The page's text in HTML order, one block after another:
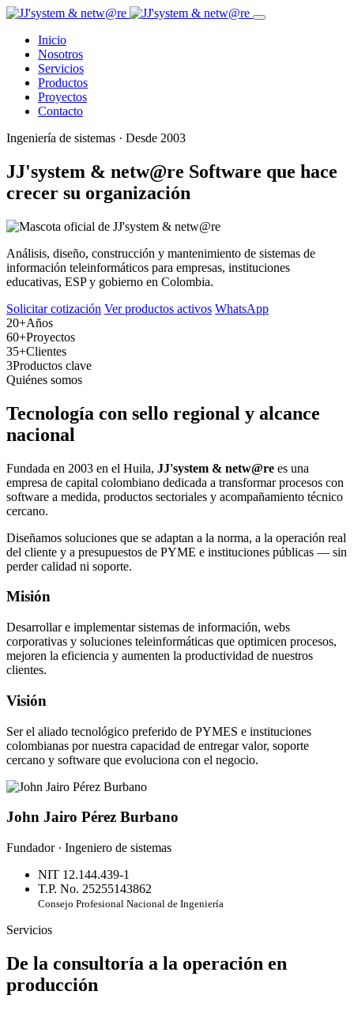
Inicio
Nosotros
Servicios
Productos
Proyectos
Contacto
Ingeniería de sistemas · Desde 2003
JJ'system & netw@re Software que hace
crecer su organización
Análisis, diseño, construcción y mantenimiento de sistemas de
información teleinformáticos para empresas, instituciones
educativas, ESP y gobierno en Colombia.
Solicitar cotización Ver productos activos WhatsApp
20+Años
60+Proyectos
35+Clientes
3Productos clave
Quiénes somos
Tecnología con sello regional y alcance
nacional
Fundada en 2003 en el Huila, JJ'system & netw@re es una
empresa de capital colombiano dedicada a transformar procesos con
software a medida, productos sectoriales y acompañamiento técnico
cercano.
Diseñamos soluciones que se adaptan a la norma, a la operación real
del cliente y a presupuestos de PYME e instituciones públicas — sin
perder calidad ni soporte.
Misión
Desarrollar e implementar sistemas de información, webs
corporativas y soluciones teleinformáticas que optimicen procesos,
mejoren la eficiencia y aumenten la productividad de nuestros
clientes.
Visión
Ser el aliado tecnológico preferido de PYMES e instituciones
colombianas por nuestra capacidad de entregar valor, soporte
cercano y software que evoluciona con el negocio.
John Jairo Pérez Burbano
Fundador · Ingeniero de sistemas
NIT 12.144.439-1
T.P. No. 25255143862
Consejo Profesional Nacional de Ingeniería
Servicios
De la consultoría a la operación en
producción